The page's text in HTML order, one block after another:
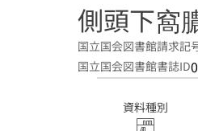
側頭下窩
国立国会図書館請求記
国立国会図書館書誌ID
資料種別